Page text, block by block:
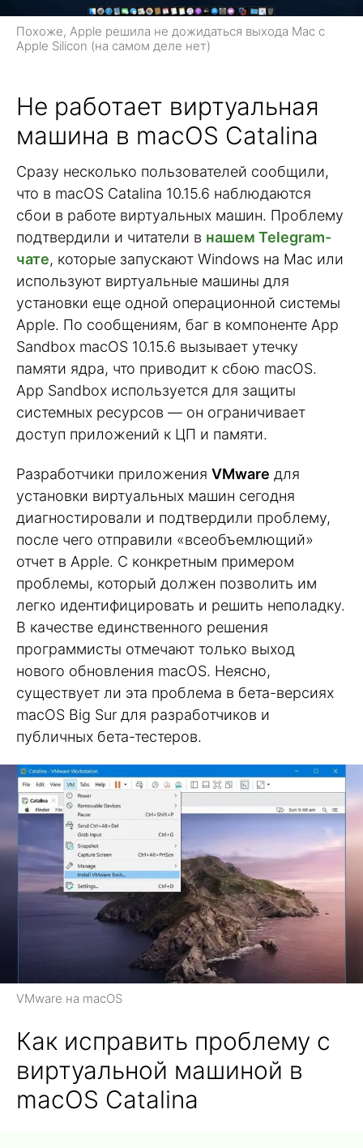
Похоже, Apple решила не дожидаться выхода Mac с
Apple Silicon (на самом деле нет)
Не работает виртуальная
машина в macOS Catalina
Сразу несколько пользователей сообщили,
что в macOS Catalina 10.15.6 наблюдаются
сбои в работе виртуальных машин. Проблему
подтвердили и читатели в нашем Telegram-
чате, которые запускают Windows на Mac или
используют виртуальные машины для
установки еще одной операционной системы
Apple. По сообщениям, баг в компоненте App
Sandbox macOS 10.15.6 вызывает утечку
памяти ядра, что приводит к сбою macOS.
App Sandbox используется для защиты
системных ресурсов — он ограничивает
доступ приложений к ЦП и памяти.
Разработчики приложения VMware для
установки виртуальных машин сегодня
диагностировали и подтвердили проблему,
после чего отправили «всеобъемлющий»
отчет в Apple. С конкретным примером
проблемы, который должен позволить им
легко идентифицировать и решить неполадку.
В качестве единственного решения
программисты отмечают только выход
нового обновления macOS. Неясно,
существует ли эта проблема в бета-версиях
macOS Big Sur для разработчиков и
публичных бета-тестеров.
VMware на macOS
Как исправить проблему с
виртуальной машиной в
macOS Catalina